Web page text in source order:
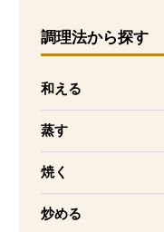
調理法から探す
和える
蒸す
焼く
炒める